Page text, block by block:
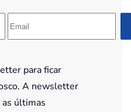
para ficar
A newsletter
últimas